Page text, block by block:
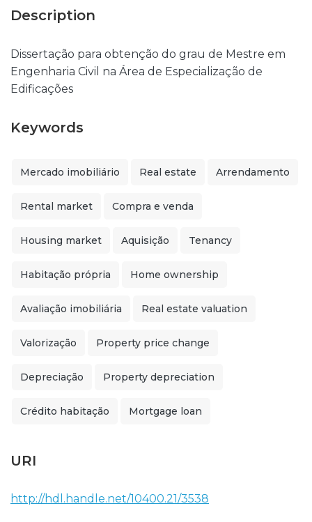
Description
Dissertação para obtenção do grau de Mestre em
Engenharia Civil na Área de Especialização de
Edificações
Keywords
Mercado imobiliário Real estate Arrendamento
Rental market Compra e venda
Housing market Aquisição Tenancy
Habitação própria Home ownership
Avaliação imobiliária Real estate valuation
Valorização Property price change
Depreciação Property depreciation
Crédito habitação Mortgage loan
URI
http://hdl.handle.net/10400.21/3538